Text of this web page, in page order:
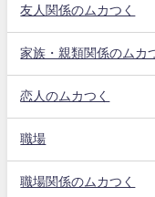
友人関係のムカつく
家族・親類関係のムカ
恋人のムカつく
職場
職場関係のムカつく